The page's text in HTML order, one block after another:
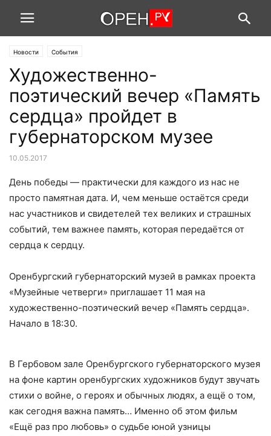
Новости События
Художественно-
поэтический вечер «Память
сердца» пройдет в
губернаторском музее
10.05.2017
День победы — практически для каждого из нас не
просто памятная дата. И, чем меньше остаётся среди
нас участников и свидетелей тех великих и страшных
событий, тем важнее память, которая передаётся от
сердца к сердцу.
Оренбургский губернаторский музей в рамках проекта
«Музейные четверги» приглашает 11 мая на
художественно-поэтический вечер «Память сердца».
Начало в 18:30.
В Гербовом зале Оренбургского губернаторского музея
на фоне картин оренбургских художников будут звучать
стихи о войне, о героях и обычных людях, а ещё о том,
как сегодня важна память… Именно об этом фильм
«Ещё раз про любовь» о судьбе юной узницы